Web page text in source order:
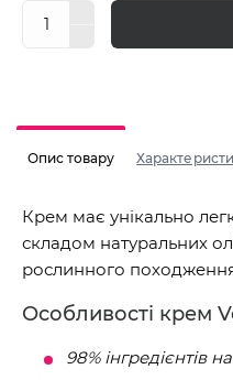
Опис товару
Крем має унікально
складом натуральних
рослинного
Особливості крем
98% інгредієнтів